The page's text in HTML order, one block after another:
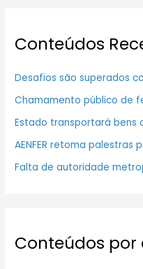
Conteúdos
Desafios são superados
Chamamento público de
Estado transportará bens
AENFER retoma palestras
Falta de autoridade
Conteúdos por